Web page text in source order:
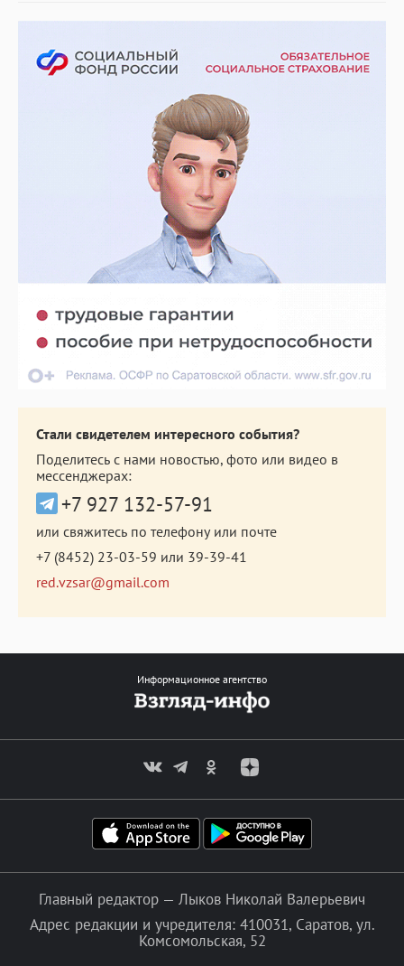
Стали свидетелем интересного события?
Поделитесь с нами новостью, фото или видео в
мессенджерах:
+7 927 132-57-91
или свяжитесь по телефону или почте
+7 (8452) 23-03-59 или 39-39-41
red.vzsar@gmail.com
Информационное агентство
Главный редактор — Лыков Николай Валерьевич
Адрес редакции и учредителя: 410031, Саратов, ул.
Комсомольская, 52